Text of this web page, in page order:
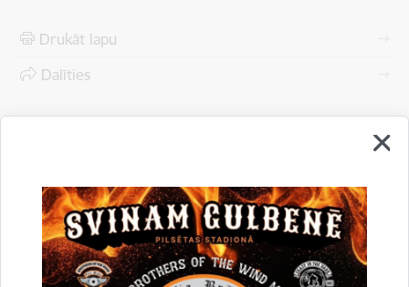
Drukāt lapu
Dalīties